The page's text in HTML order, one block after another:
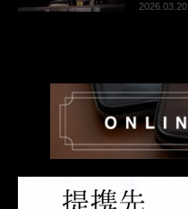
2026.03.20